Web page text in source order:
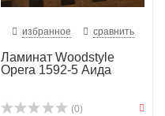
избранное сравнить
Ламинат Woodstyle
Opera 1592-5 Аида
(0)